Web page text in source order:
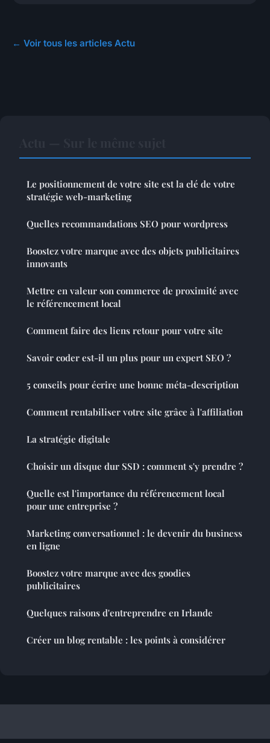
← Voir tous les articles Actu
Le positionnement de votre site est la clé de votre
stratégie web-marketing
Quelles recommandations SEO pour wordpress
Boostez votre marque avec des objets publicitaires
innovants
Mettre en valeur son commerce de proximité avec
le référencement local
Comment faire des liens retour pour votre site
Savoir coder est-il un plus pour un expert SEO ?
5 conseils pour écrire une bonne méta-description
Comment rentabiliser votre site grâce à l'affiliation
La stratégie digitale
Choisir un disque dur SSD : comment s'y prendre ?
Quelle est l'importance du référencement local
pour une entreprise ?
Marketing conversationnel : le devenir du business
en ligne
Boostez votre marque avec des goodies
publicitaires
Quelques raisons d'entreprendre en Irlande
Créer un blog rentable : les points à considérer